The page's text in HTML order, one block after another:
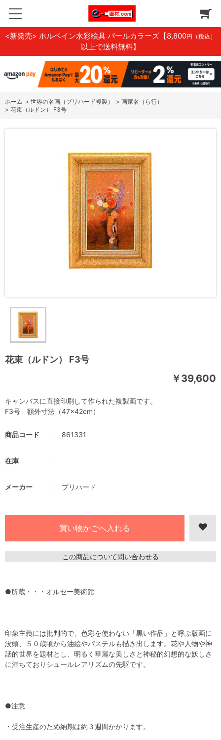
<新発売> ホルベイン水彩絵具 パールカラーズ 【8,800円（税込）
以上で送料無料】
ホーム > 世界の名画（プリハード複製） > 画家名（ら行）
> 花束（ルドン） F3号
花束（ルドン） F3号
￥39,600
商品コード 861331
在庫
メーカー プリハード
この商品について問い合わせる
キャンバスに直接印刷して作られた複製画です。
F3号 額外寸法（47×42cm）
●所蔵・・・オルセー美術館
印象主義には批判的で、色彩を使わない「黒い作品」と呼ぶ版画に
没頭、５０歳頃から油絵やパステルも描き出します。花や人物や神
話的世界を題材とし、明るく華麗な美しさと神秘的幻想的な妖しさ
に満ちておりシュールレアリズムの先駆です。
●注意
・受注生産のため納期は約３週間かかります。